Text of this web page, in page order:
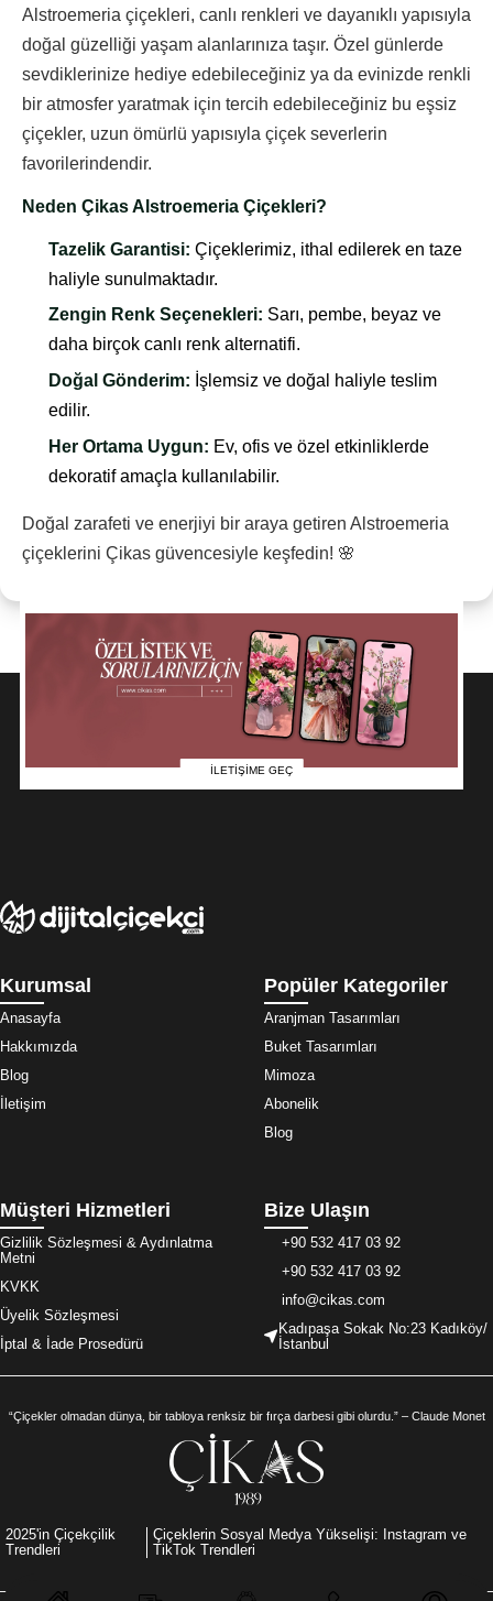
Alstroemeria çiçekleri, canlı renkleri ve dayanıklı yapısıyla
doğal güzelliği yaşam alanlarınıza taşır. Özel günlerde
sevdiklerinize hediye edebileceğiniz ya da evinizde renkli
bir atmosfer yaratmak için tercih edebileceğiniz bu eşsiz
çiçekler, uzun ömürlü yapısıyla çiçek severlerin
favorilerindendir.
Neden Çikas Alstroemeria Çiçekleri?
Tazelik Garantisi: Çiçeklerimiz, ithal edilerek en taze
haliyle sunulmaktadır.
Zengin Renk Seçenekleri: Sarı, pembe, beyaz ve
daha birçok canlı renk alternatifi.
Doğal Gönderim: İşlemsiz ve doğal haliyle teslim
edilir.
Her Ortama Uygun: Ev, ofis ve özel etkinliklerde
dekoratif amaçla kullanılabilir.
Doğal zarafeti ve enerjiyi bir araya getiren Alstroemeria
çiçeklerini Çikas güvencesiyle keşfedin! 🌸
İLETİŞİME GEÇ
Kurumsal
Anasayfa
Hakkımızda
Blog
İletişim
Popüler Kategoriler
Aranjman Tasarımları
Buket Tasarımları
Mimoza
Abonelik
Blog
Müşteri Hizmetleri
Gizlilik Sözleşmesi & Aydınlatma
Metni
KVKK
Üyelik Sözleşmesi
İptal & İade Prosedürü
Bize Ulaşın
+90 532 417 03 92
+90 532 417 03 92
info@cikas.com
Kadıpaşa Sokak No:23 Kadıköy/
İstanbul
“Çiçekler olmadan dünya, bir tabloya renksiz bir fırça darbesi gibi olurdu.” – Claude Monet
2025'in Çiçekçilik
Trendleri
Çiçeklerin Sosyal Medya Yükselişi: Instagram ve
TikTok Trendleri